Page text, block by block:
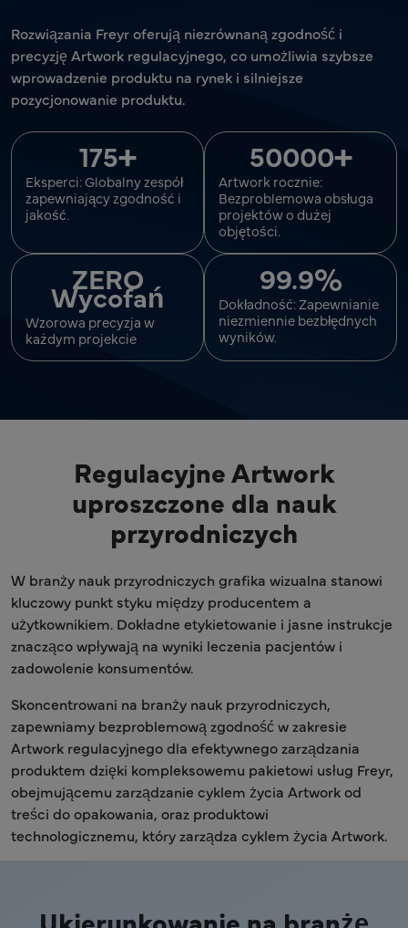
Rozwiązania Freyr oferują niezrównaną zgodność i
precyzję Artwork regulacyjnego, co umożliwia szybsze
wprowadzenie produktu na rynek i silniejsze
pozycjonowanie produktu.
175+
Eksperci: Globalny zespół
zapewniający zgodność i
jakość.
50000+
Artwork rocznie:
Bezproblemowa obsługa
projektów o dużej
objętości.
ZERO
Wycofań
Wzorowa precyzja w
każdym projekcie
99.9%
Dokładność: Zapewnianie
niezmiennie bezbłędnych
wyników.
Regulacyjne Artwork
uproszczone dla nauk
przyrodniczych
W branży nauk przyrodniczych grafika wizualna stanowi
kluczowy punkt styku między producentem a
użytkownikiem. Dokładne etykietowanie i jasne instrukcje
znacząco wpływają na wyniki leczenia pacjentów i
zadowolenie konsumentów.
Skoncentrowani na branży nauk przyrodniczych,
zapewniamy bezproblemową zgodność w zakresie
Artwork regulacyjnego dla efektywnego zarządzania
produktem dzięki kompleksowemu pakietowi usług Freyr,
obejmującemu zarządzanie cyklem życia Artwork od
treści do opakowania, oraz produktowi
technologicznemu, który zarządza cyklem życia Artwork.